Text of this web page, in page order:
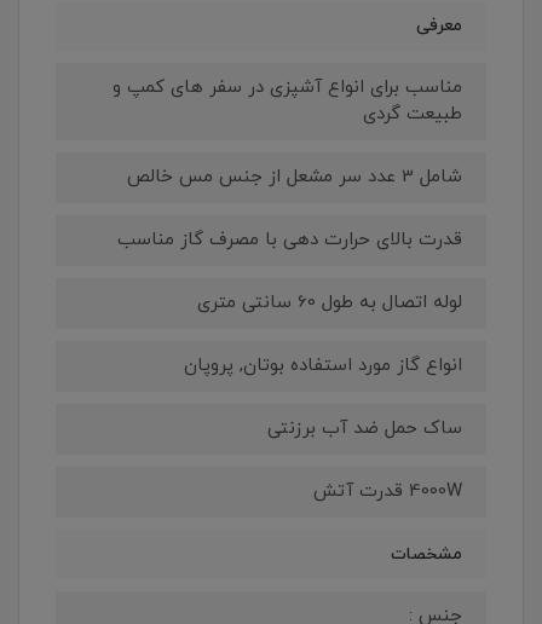
معرفی
مناسب برای انواع آشپزی در سفر های کمپ و
طبیعت گردی
شامل 3 عدد سر مشعل از جنس مس خالص
قدرت بالای حرارت دهی با مصرف گاز مناسب
لوله اتصال به طول 60 سانتی متری
انواع گاز مورد استفاده بوتان, پروپان
ساک حمل ضد آب برزنتی
4000W قدرت آتش
مشخصات
جنس :